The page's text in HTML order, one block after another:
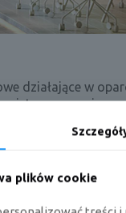
działające w
w
plików cookie